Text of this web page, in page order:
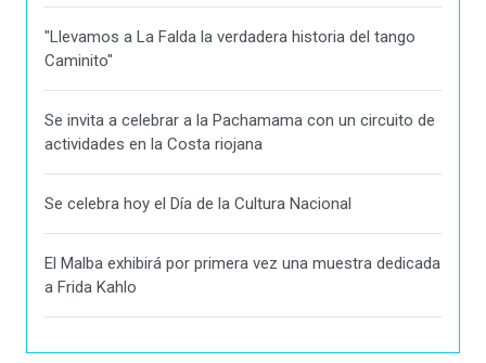
"Llevamos a La Falda la verdadera historia del tango
Caminito"
Se invita a celebrar a la Pachamama con un circuito de
actividades en la Costa riojana
Se celebra hoy el Día de la Cultura Nacional
El Malba exhibirá por primera vez una muestra dedicada
a Frida Kahlo